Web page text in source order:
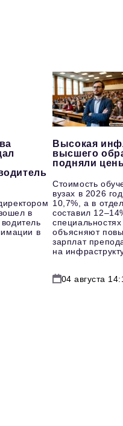
в
в
Высокая
высшего
подняли
Стоимость
вузах в 2026
10,7%, а в
составил
объясняют
зарплат
на
04 августа